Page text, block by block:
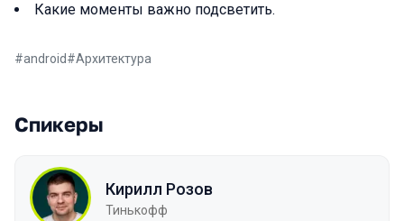
Какие моменты важно подсветить.
#android#Архитектура
Спикеры
Кирилл Розов
Тинькофф